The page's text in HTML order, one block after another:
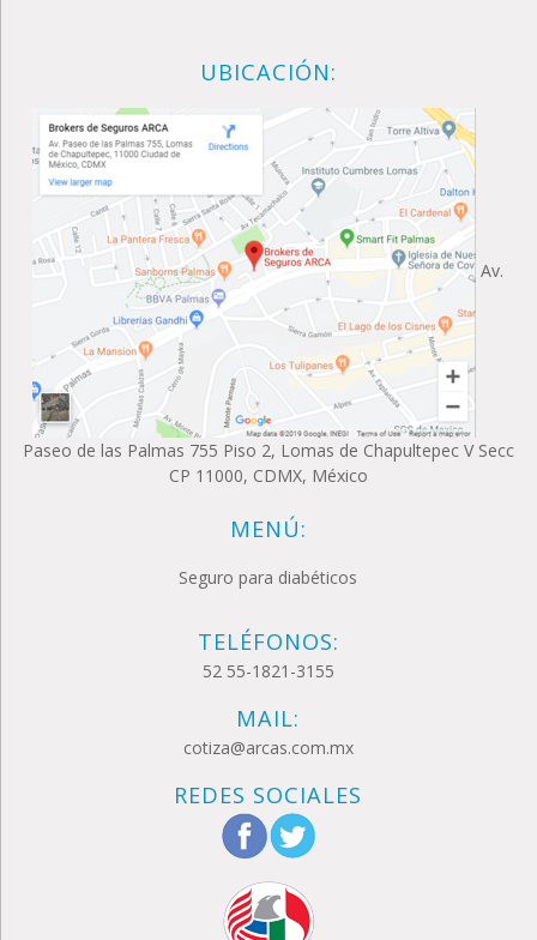
UBICACIÓN:
Av.
Paseo de las Palmas 755 Piso 2, Lomas de Chapultepec V Secc
CP 11000, CDMX, México
MENÚ:
Seguro para diabéticos
TELÉFONOS:
52 55-1821-3155
MAIL:
cotiza@arcas.com.mx
REDES SOCIALES